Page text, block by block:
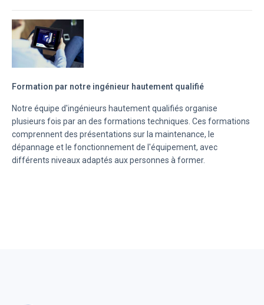
Formation par notre ingénieur hautement qualifié
Notre équipe d'ingénieurs hautement qualifiés organise
plusieurs fois par an des formations techniques. Ces formations
comprennent des présentations sur la maintenance, le
dépannage et le fonctionnement de l'équipement, avec
différents niveaux adaptés aux personnes à former.